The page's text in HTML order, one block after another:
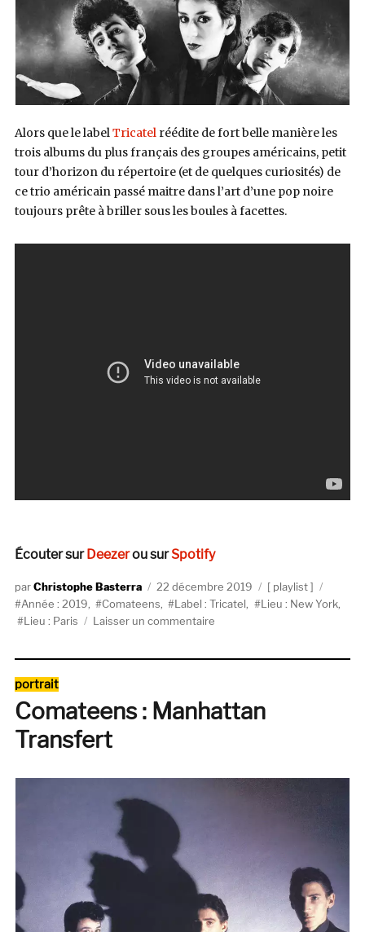
Alors que le labelTricatelréédite de fort belle manière les
trois albums du plus français des groupes américains, petit
tour d’horizon du répertoire (et de quelques curiosités) de
ce trio américain passé maitre dans l’art d’une pop noire
toujours prête à briller sous les boules à facettes.
Écouter surDeezerou surSpotify
AuteurChristophe Basterra
Publié
le
22 décembre 2019 Catégories
playlist
Année : 2019
Comateens Label : Tricatel Lieu : New York,
Lieu : Paris
Laisser un commentaire
Catégories
portrait
Comateens : Manhattan
Transfert